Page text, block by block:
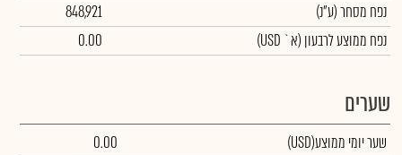
נפח מסחר(ע"נ)
848,921
נפח ממוצע לרבעון (א` USD)
0.00
שערים
שער יומי ממוצע(USD)
0.00